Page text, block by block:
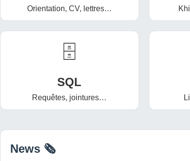
Orientation, CV, lettres…
🗄️
SQL
Requêtes, jointures…
News 🗞️